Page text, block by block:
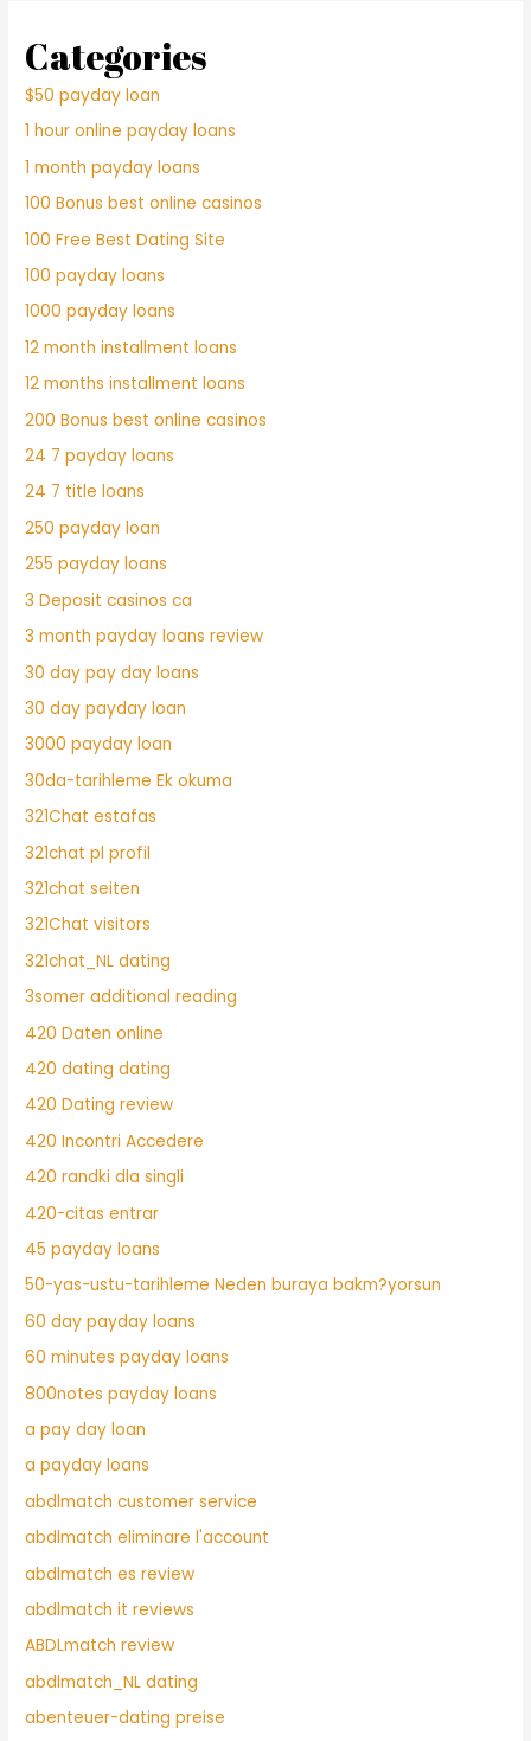
Categories
$50 payday loan
1 hour online payday loans
1 month payday loans
100 Bonus best online casinos
100 Free Best Dating Site
100 payday loans
1000 payday loans
12 month installment loans
12 months installment loans
200 Bonus best online casinos
24 7 payday loans
24 7 title loans
250 payday loan
255 payday loans
3 Deposit casinos ca
3 month payday loans review
30 day pay day loans
30 day payday loan
3000 payday loan
30da-tarihleme Ek okuma
321Chat estafas
321chat pl profil
321chat seiten
321Chat visitors
321chat_NL dating
3somer additional reading
420 Daten online
420 dating dating
420 Dating review
420 Incontri Accedere
420 randki dla singli
420-citas entrar
45 payday loans
50-yas-ustu-tarihleme Neden buraya bakm?yorsun
60 day payday loans
60 minutes payday loans
800notes payday loans
a pay day loan
a payday loans
abdlmatch customer service
abdlmatch eliminare l'account
abdlmatch es review
abdlmatch it reviews
ABDLmatch review
abdlmatch_NL dating
abenteuer-dating preise